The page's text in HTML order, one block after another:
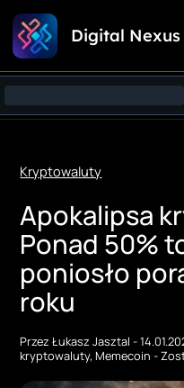
Przejdź
do
treści
Digital Nexus
Kryptowaluty
Apokalipsa
Ponad 50%
poniosło
roku
PrzezŁukasz Jasztal-
kryptowaluty,Memecoin -